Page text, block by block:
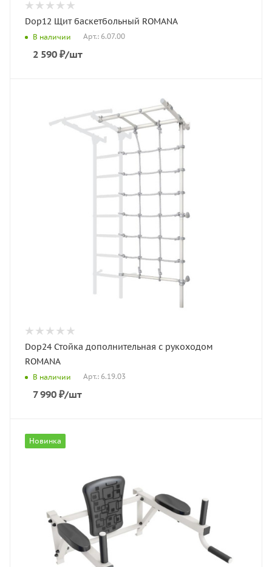
Dop12 Щит баскетбольный ROMANA
В наличии Арт.: 6.07.00
2 590 ₽/шт
Dop24 Стойка дополнительная с рукоходом
ROMANA
В наличии Арт.: 6.19.03
7 990 ₽/шт
Новинка